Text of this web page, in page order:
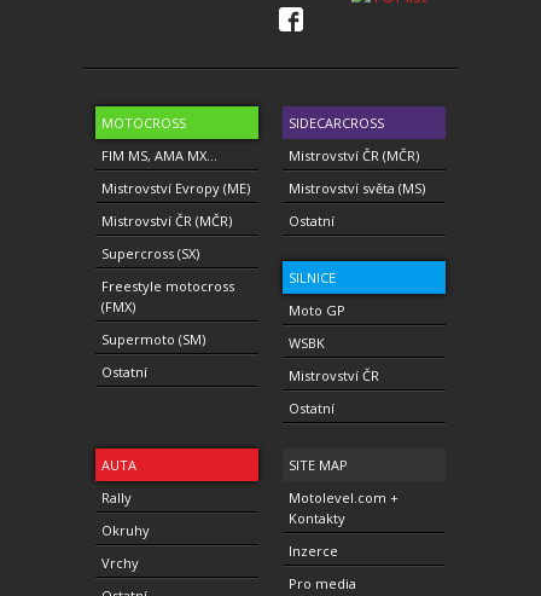
MOTOCROSS
FIM MS, AMA MX...
Mistrovství Evropy (ME)
Mistrovství ČR (MČR)
Supercross (SX)
Freestyle motocross
(FMX)
Supermoto (SM)
Ostatní
SIDECARCROSS
Mistrovství ČR (MČR)
Mistrovství světa (MS)
Ostatní
SILNICE
Moto GP
WSBK
Mistrovství ČR
Ostatní
AUTA
Rally
Okruhy
Vrchy
SITE MAP
Motolevel.com +
Kontakty
Inzerce
Pro media